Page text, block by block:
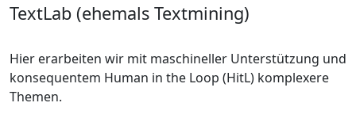
TextLab (ehemals Textmining)
Hier erarbeiten wir mit maschineller Unterstützung und
konsequentem Human in the Loop (HitL) komplexere
Themen.